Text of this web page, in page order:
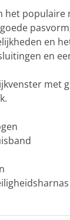
het populaire
en
en
met